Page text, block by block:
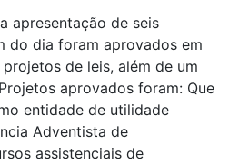
de seis
do dia foram aprovados em
de leis, além de um
aprovados foram: Que
entidade de utilidade
Adventista de
assistenciais de